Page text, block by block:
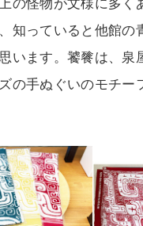
の怪物が文様に多く
知っていると他館の
います。饕餮は、泉
の手ぬぐいのモチー